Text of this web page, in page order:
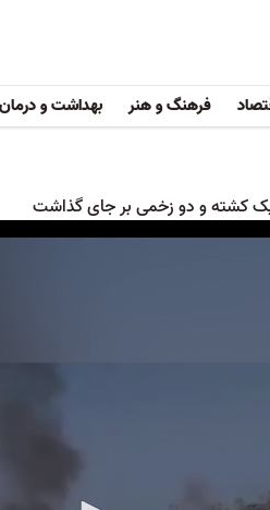
فرهنگ و هنر بهداشت و درمان
یک کشته و دو زخمی بر جای گذاشت